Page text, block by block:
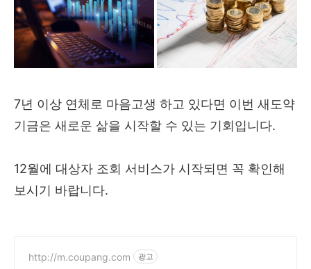
7년 이상 연체로 마음고생 하고 있다면 이번 새도약
기금은 새로운 삶을 시작할 수 있는 기회입니다.
12월에 대상자 조회 서비스가 시작되면 꼭 확인해
보시기 바랍니다.
http://m.coupang.com 광고